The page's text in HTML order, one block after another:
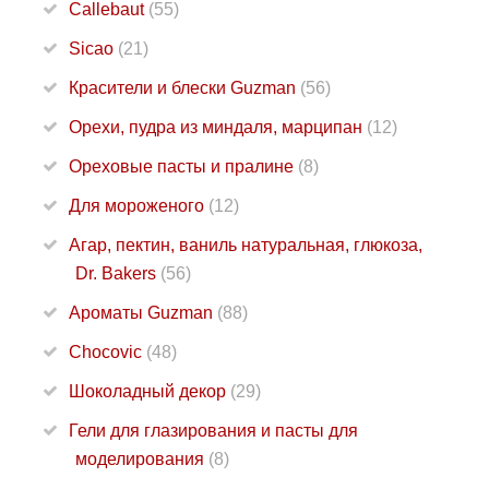
Callebaut (55)
Sicao (21)
Красители и блески Guzman (56)
Орехи, пудра из миндаля, марципан (12)
Ореховые пасты и пралине (8)
Для мороженого (12)
Агар, пектин, ваниль натуральная, глюкоза,
Dr. Bakers (56)
Ароматы Guzman (88)
Chocovic (48)
Шоколадный декор (29)
Гели для глазирования и пасты для
моделирования (8)